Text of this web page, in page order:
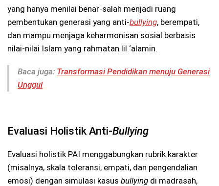
yang hanya menilai benar-salah menjadi ruang
pembentukan generasi yang anti-bullying, berempati,
dan mampu menjaga keharmonisan sosial berbasis
nilai-nilai Islam yang rahmatan lil ‘alamin.
Baca juga: Transformasi Pendidikan menuju Generasi
Unggul
Evaluasi Holistik Anti-Bullying
Evaluasi holistik PAI menggabungkan rubrik karakter
(misalnya, skala toleransi, empati, dan pengendalian
emosi) dengan simulasi kasus bullying di madrasah,